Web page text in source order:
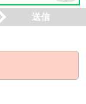
送信